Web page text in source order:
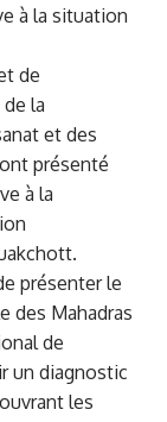
à la situation
de
la
et des
présenté
à la
présenter le
des Mahadras
de
un diagnostic
les